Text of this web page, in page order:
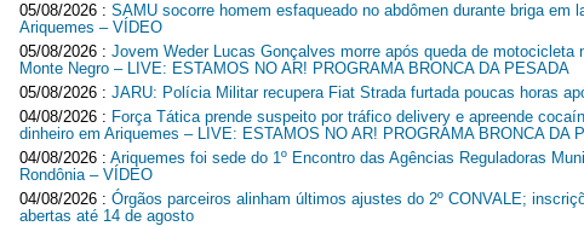
05/08/2026 : SAMU socorre homem esfaqueado no abdômen durante briga em
Ariquemes – VÍDEO
05/08/2026 : Jovem Weder Lucas Gonçalves morre após queda de motocicleta
Monte Negro – LIVE: ESTAMOS NO AR! PROGRAMA BRONCA DA PESADA
05/08/2026 : JARU: Polícia Militar recupera Fiat Strada furtada poucas horas
04/08/2026 : Força Tática prende suspeito por tráfico delivery e apreende
dinheiro em Ariquemes – LIVE: ESTAMOS NO AR! PROGRAMA BRONCA DA
04/08/2026 : Ariquemes foi sede do 1º Encontro das Agências Reguladoras
Rondônia – VÍDEO
04/08/2026 : Órgãos parceiros alinham últimos ajustes do 2º CONVALE;
abertas até 14 de agosto